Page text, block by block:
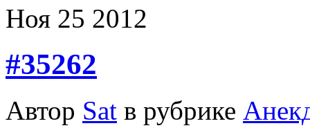
Ноя 25 2012
#35262
Автор Sat в рубрике